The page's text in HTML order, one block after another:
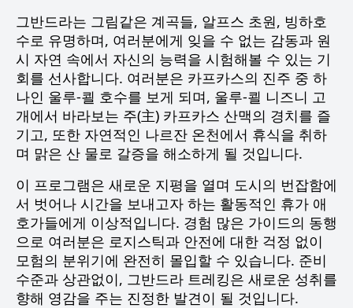
그반드라는 그림같은 계곡들, 알프스 초원, 빙하호
수로 유명하며, 여러분에게 잊을 수 없는 감동과 원
시 자연 속에서 자신의 능력을 시험해볼 수 있는 기
회를 선사합니다. 여러분은 카프카스의 진주 중 하
나인 울루-쾰 호수를 보게 되며, 울루-쾰 니즈니 고
개에서 바라보는 주(主) 카프카스 산맥의 경치를 즐
기고, 또한 자연적인 나르잔 온천에서 휴식을 취하
며 맑은 산 물로 갈증을 해소하게 될 것입니다.
이 프로그램은 새로운 지평을 열며 도시의 번잡함에
서 벗어나 시간을 보내고자 하는 활동적인 휴가 애
호가들에게 이상적입니다. 경험 많은 가이드의 동행
으로 여러분은 로지스틱과 안전에 대한 걱정 없이
모험의 분위기에 완전히 몰입할 수 있습니다. 준비
수준과 상관없이, 그반드라 트레킹은 새로운 성취를
향해 영감을 주는 진정한 발견이 될 것입니다.